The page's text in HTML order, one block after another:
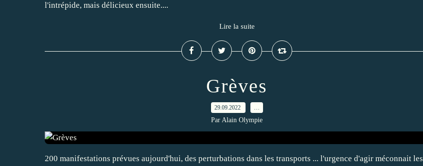
l'intrépide, mais délicieux ensuite....
Lire la suite
Grèves
29.09.2022 …
Par Alain Olympie
200 manifestations prévues aujourd'hui, des perturbations dans les transports ... l'urgence d'agir méconnait les